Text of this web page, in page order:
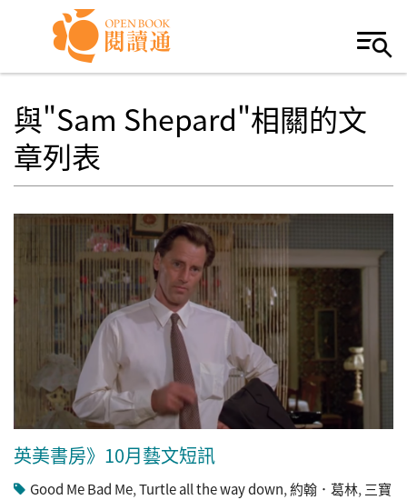
Skip to navigation
移至主內容
與"Sam Shepard"相關的文
章列表
英美書房》10月藝文短訊
Good Me Bad Me,Turtle all the way down,約翰．葛林, 三寶